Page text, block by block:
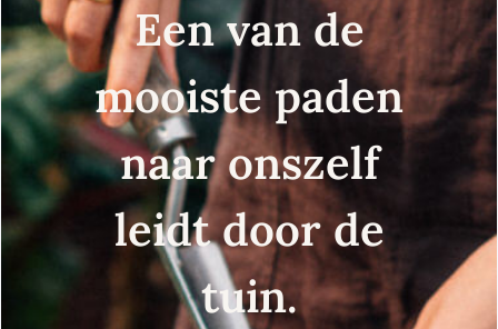
Een van de
mooiste paden
naar onszelf
leidt door de
tuin.